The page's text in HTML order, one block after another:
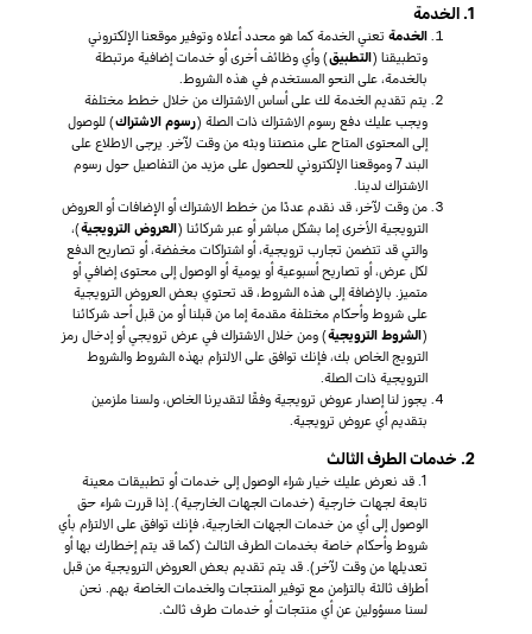
1. الخدمة
الخدمة تعني الخدمة كما هو محدد أعلاه وتوفير موقعنا الإلكتروني
وتطبيقنا (التطبيق) وأي وظائف أخرى أو خدمات إضافية مرتبطة
بالخدمة، على النحو المستخدم في هذه الشروط.
يتم تقديم الخدمة لك على أساس الاشتراك من خلال خطط مختلفة
ويجب عليك دفع رسوم الاشتراك ذات الصلة (رسوم الاشتراك) للوصول
إلى المحتوى المتاح على منصتنا وبثه من وقت لآخر. يرجى الاطلاع على
البند 7 وموقعنا الإلكتروني للحصول على مزيد من التفاصيل حول رسوم
الاشتراك لدينا.
من وقت لآخر، قد نقدم عددًا من خطط الاشتراك أو الإضافات أو العروض
الترويجية الأخرى إما بشكل مباشر أو عبر شركائنا (العروض الترويجية)،
والتي قد تتضمن تجارب ترويجية، أو اشتراكات مخفضة، أو تصاريح الدفع
لكل عرض، أو تصاريح أسبوعية أو يومية أو الوصول إلى محتوى إضافي أو
متميز. بالإضافة إلى هذه الشروط، قد تحتوي بعض العروض الترويجية
على شروط وأحكام مختلفة مقدمة إما من قبلنا أو من قبل أحد شركائنا
(الشروط الترويجية) ومن خلال الاشتراك في عرض ترويجي أو إدخال رمز
الترويج الخاص بك، فإنك توافق على الالتزام بهذه الشروط والشروط
الترويجية ذات الصلة.
يجوز لنا إصدار عروض ترويجية وفقًا لتقديرنا الخاص، ولسنا ملزمين
بتقديم أي عروض ترويجية.
2. خدمات الطرف الثالث
1. قد نعرض عليك خيار شراء الوصول إلى خدمات أو تطبيقات معينة
تابعة لجهات خارجية (خدمات الجهات الخارجية). إذا قررت شراء حق
الوصول إلى أي من خدمات الجهات الخارجية، فإنك توافق على الالتزام بأي
شروط وأحكام خاصة بخدمات الطرف الثالث (كما قد يتم إخطارك بها أو
تعديلها من وقت لآخر). قد يتم تقديم بعض العروض الترويجية من قبل
أطراف ثالثة بالتزامن مع توفير المنتجات والخدمات الخاصة بهم. نحن
لسنا مسؤولين عن أي منتجات أو خدمات طرف ثالث.